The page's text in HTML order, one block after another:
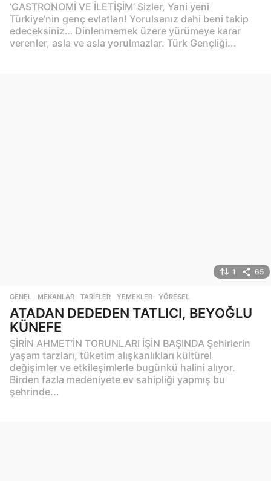
‘GASTRONOMİ VE İLETİŞİM’ Sizler, Yani yeni
Türkiye’nin genç evlatları! Yorulsanız dahi beni takip
edeceksiniz… Dinlenmemek üzere yürümeye karar
verenler, asla ve asla yorulmazlar. Türk Gençliği...
1 65
GENEL ,MEKANLAR ,TARIFLER ,YEMEKLER ,YÖRESEL
ATADAN DEDEDEN TATLICI, BEYOĞLU
KÜNEFE
ŞİRİN AHMET’İN TORUNLARI İŞİN BAŞINDA Şehirlerin
yaşam tarzları, tüketim alışkanlıkları kültürel
değişimler ve etkileşimlerle bugünkü halini alıyor.
Birden fazla medeniyete ev sahipliği yapmış bu
şehrinde...